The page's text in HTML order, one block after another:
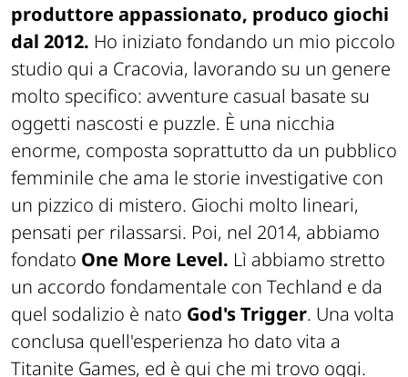
produttore appassionato, produco giochi
dal 2012. Ho iniziato fondando un mio piccolo
studio qui a Cracovia, lavorando su un genere
molto specifico: avventure casual basate su
oggetti nascosti e puzzle. È una nicchia
enorme, composta soprattutto da un pubblico
femminile che ama le storie investigative con
un pizzico di mistero. Giochi molto lineari,
pensati per rilassarsi. Poi, nel 2014, abbiamo
fondato One More Level. Lì abbiamo stretto
un accordo fondamentale con Techland e da
quel sodalizio è nato God's Trigger. Una volta
conclusa quell'esperienza ho dato vita a
Titanite Games, ed è qui che mi trovo oggi.